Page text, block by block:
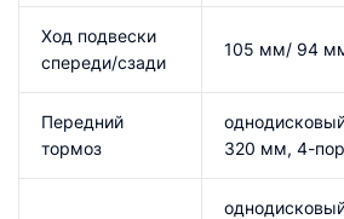
Ход подвески
спереди/сзади
105 мм/ 94
Передний
тормоз
320 мм, 4-